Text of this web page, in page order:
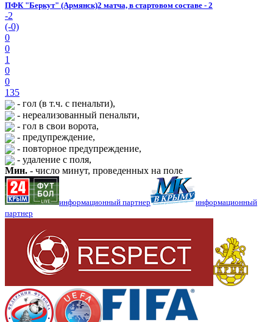
ПФК "Беркут" (Армянск)2 матча, в стартовом составе - 2
-2
(-0)
0
0
1
0
0
135
- гол (в т.ч. с пенальти),
- нереализованный пенальти,
- гол в свои ворота,
- предупреждение,
- повторное предупреждение,
- удаление с поля,
Мин. - число минут, проведенных на поле
информационный партнер
информационный
партнер